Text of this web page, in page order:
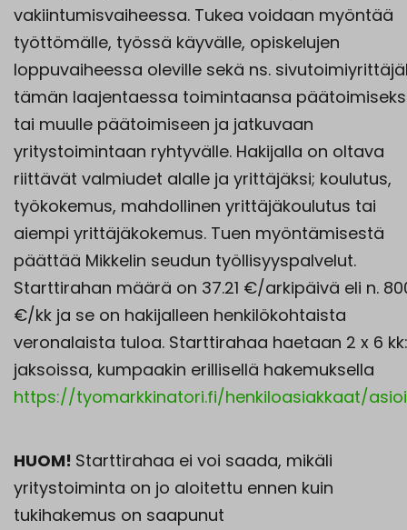
vakiintumisvaiheessa. Tukea voidaan myöntää
työttömälle, työssä käyvälle, opiskelujen
loppuvaiheessa oleville sekä ns.
tämän laajentaessa toimintaansa
tai muulle päätoimiseen ja jatkuvaan
yritystoimintaan ryhtyvälle. Hakijalla on oltava
riittävät valmiudet alalle ja yrittäjäksi; koulutus,
työkokemus, mahdollinen yrittäjäkoulutus tai
aiempi yrittäjäkokemus. Tuen myöntämisestä
päättää Mikkelin seudun työllisyyspalvelut.
Starttirahan määrä on 37.21 €/arkipäivä eli n.
€/kk ja se on hakijalleen henkilökohtaista
veronalaista tuloa. Starttirahaa haetaan 2 x 6
jaksoissa, kumpaakin erillisellä hakemuksella
https://tyomarkkinatori.fi/henkiloasiakkaat/
HUOM! Starttirahaa ei voi saada, mikäli
yritystoiminta on jo aloitettu ennen kuin
tukihakemus on saapunut